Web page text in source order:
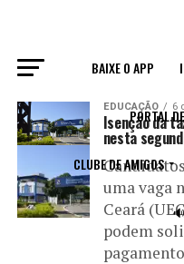
BAIXE O APP
PORTAL
CLUBE DE AMIGOS
All posts
EDUCAÇÃO 6
Isenção da
nesta
uma vaga
Ceará
podem